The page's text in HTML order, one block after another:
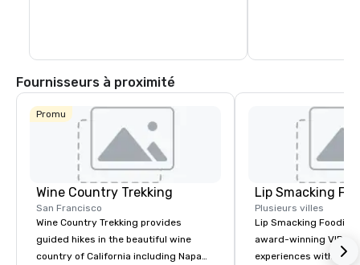
commencer votre soirée en ville.
Fournisseurs à proximité
Promu
Wine Country Trekking
San Francisco
Wine Country Trekking provides
guided hikes in the beautiful wine
country of California including Napa
Lip Smacking
Plusieurs villes
Lip Smacking Foodie
award-winning VIP
experiences with